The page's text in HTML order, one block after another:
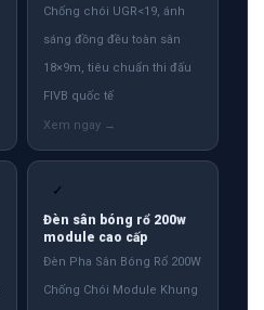
Chống chói UGR<19, ánh
sáng đồng đều toàn sân
18×9m, tiêu chuẩn thi đấu
FIVB quốc tế
✓
Đèn sân bóng rổ 200w
module cao cấp
Đèn Pha Sân Bóng Rổ 200W
Chống Chói Module Khung